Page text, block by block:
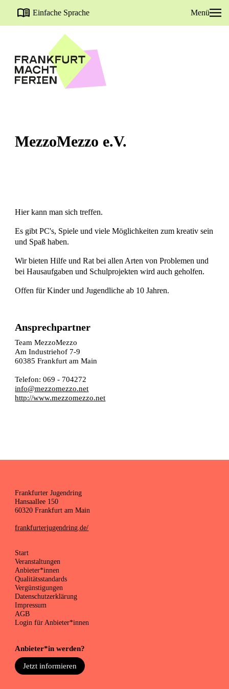
Einfache Sprache Menü
MezzoMezzo e.V.
Hier kann man sich treffen.
Es gibt PC's, Spiele und viele Möglichkeiten zum kreativ sein
und Spaß haben.
Wir bieten Hilfe und Rat bei allen Arten von Problemen und
bei Hausaufgaben und Schulprojekten wird auch geholfen.
Offen für Kinder und Jugendliche ab 10 Jahren.
Ansprechpartner
Team MezzoMezzo
Am Industriehof 7-9
60385 Frankfurt am Main
Telefon: 069 - 704272
info@mezzomezzo.net
http://www.mezzomezzo.net
Frankfurter Jugendring
Hansaallee 150
60320 Frankfurt am Main
frankfurterjugendring.de/
Start
Veranstaltungen
Anbieter*innen
Qualitätsstandards
Vergünstigungen
Datenschutzerklärung
Impressum
AGB
Login für Anbieter*innen
Anbieter*in werden?
Jetzt informieren